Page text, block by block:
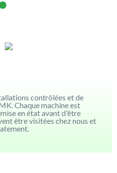
contrôlées et de
Chaque machine est
en état avant d'être
être visitées chez nous et